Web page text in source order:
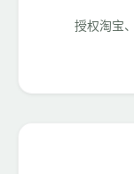
授权淘宝